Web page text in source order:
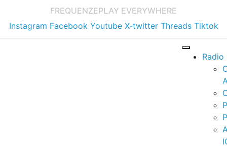
FREQUENZEPLAY EVERYWHERE
Instagram Facebook Youtube X-twitter Threads Tiktok
Radio